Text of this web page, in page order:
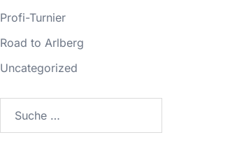
Profi-Turnier
Road to Arlberg
Uncategorized
nach: